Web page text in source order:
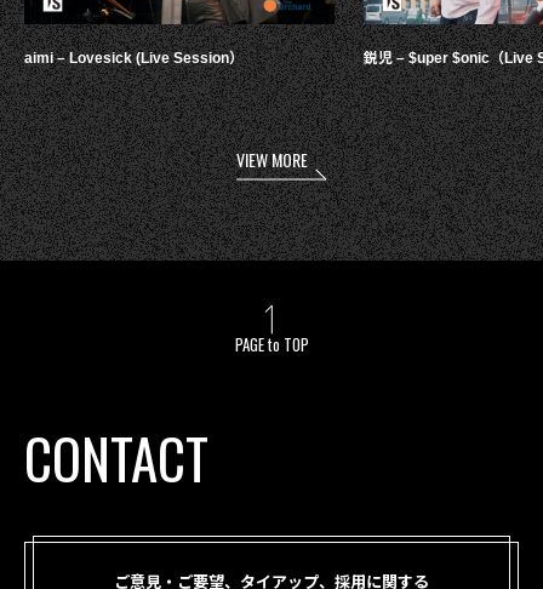
aimi – Lovesick (Live Session） 鋭児 – $uper $onic（Live
VIEW MORE
PAGE to TOP
CONTACT
ご意見・ご要望、タイアップ、採用に関する